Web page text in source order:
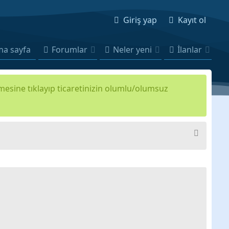
Giriş yap Kayıt ol
sayfa Forumlar Neler yeni İlanlar
tıklayıp ticaretinizin olumlu/olumsuz